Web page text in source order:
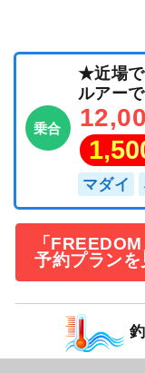
乗合
★近場で
ルアー
マダイ
「
予約プランを